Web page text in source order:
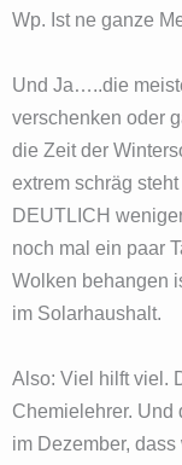
Wp. Ist ne ganze
Und Ja…..die
verschenken oder
die Zeit der
extrem schräg
DEUTLICH
noch mal ein paar
Wolken behangen
im Solarhaushalt.
Also: Viel hilft viel.
Chemielehrer. Und
im Dezember,